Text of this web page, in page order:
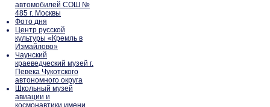
автомобилей СОШ №
485 г. Москвы
Фото дня
Центр русской
культуры «Кремль в
Измайлово»
Чаунский
краеведческий музей г.
Певека Чукотского
автономного округа
Школьный музей
авиации и
космонавтики имени